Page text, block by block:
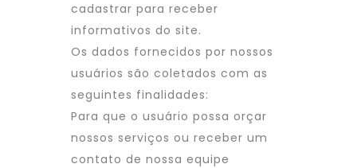
cadastrar para receber
informativos do site.
Os dados fornecidos por nossos
usuários são coletados com as
seguintes finalidades:
Para que o usuário possa orçar
nossos serviços ou receber um
contato de nossa equipe